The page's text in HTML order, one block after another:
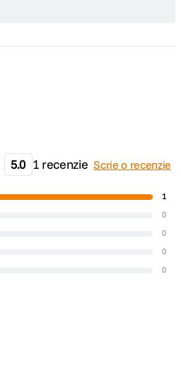
5.0 1 recenzie Scrie o recenzie
1
0
0
0
0